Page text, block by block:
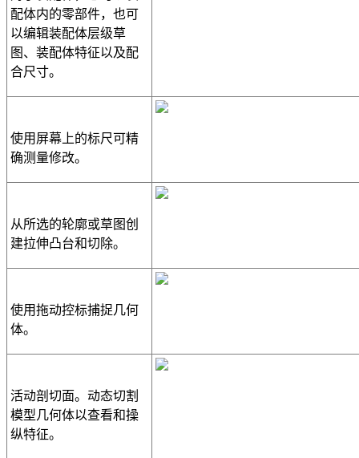
配体内的零部件，也可
以编辑装配体层级草
图、装配体特征以及配
合尺寸。
使用屏幕上的标尺可精
确测量修改。
从所选的轮廓或草图创
建拉伸凸台和切除。
使用拖动控标捕捉几何
体。
活动剖切面。动态切割
模型几何体以查看和操
纵特征。